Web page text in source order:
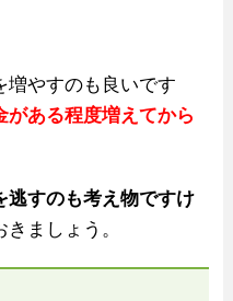
増やすのも良いです
がある程度増えてから
逃すのも考え物ですけ
ましょう。